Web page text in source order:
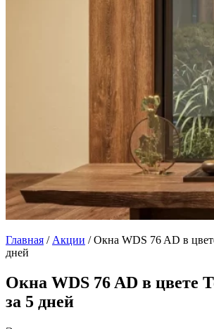
Главная / Акции /Окна WDS 76 AD в
дней
Окна WDS 76 AD в цвете
за 5 дней